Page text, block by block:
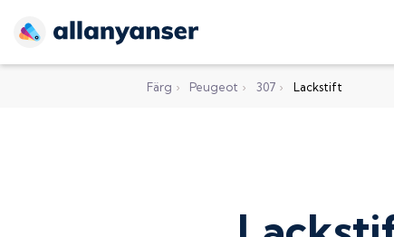
Färg › Peugeot › 307 › Lackstift